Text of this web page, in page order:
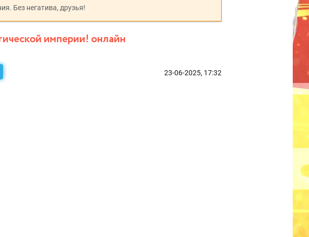
Без негатива, друзья!
империи! онлайн
23-06-2025, 17:32